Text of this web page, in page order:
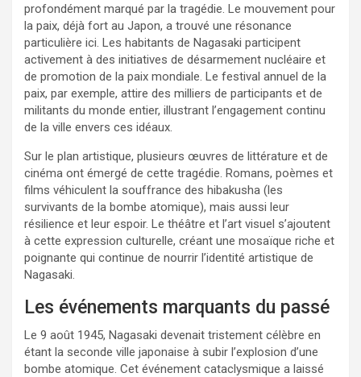
profondément marqué par la tragédie. Le mouvement pour
la paix, déjà fort au Japon, a trouvé une résonance
particulière ici. Les habitants de Nagasaki participent
activement à des initiatives de désarmement nucléaire et
de promotion de la paix mondiale. Le festival annuel de la
paix, par exemple, attire des milliers de participants et de
militants du monde entier, illustrant l’engagement continu
de la ville envers ces idéaux.
Sur le plan artistique, plusieurs œuvres de littérature et de
cinéma ont émergé de cette tragédie. Romans, poèmes et
films véhiculent la souffrance des hibakusha (les
survivants de la bombe atomique), mais aussi leur
résilience et leur espoir. Le théâtre et l’art visuel s’ajoutent
à cette expression culturelle, créant une mosaïque riche et
poignante qui continue de nourrir l’identité artistique de
Nagasaki.
Les événements marquants du passé
Le 9 août 1945, Nagasaki devenait tristement célèbre en
étant la seconde ville japonaise à subir l’explosion d’une
bombe atomique. Cet événement cataclysmique a laissé